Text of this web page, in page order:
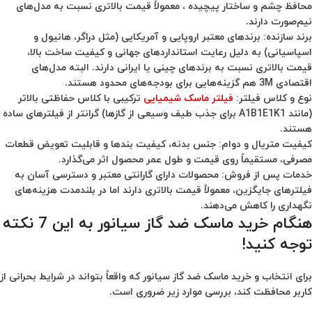
محافظ چشم و ساختار پیچیده ، معمولاً قیمت بالاتری نسبت به مدل‌های
نیم‌صورت دارند.
برند سازنده: برندهای معتبر اروپایی و آمریکایی (مثل دراگر، هانیول و
اسپاسیانی) به دلیل رعایت استانداردهای جهانی و کیفیت ساخت بالا،
قیمت بالاتری نسبت به برندهای چینی یا ایرانی دارند. البته مدل‌های
اقتصادی 3M هم گزینه‌هایی برای بودجه‌های محدود هستند.
نوع و کلاس فیلتر: فیلتر ماسک شیمیایی ترکیبی با کلاس حفاظتی بالاتر
(مانند A1B1E1K1 برای جذب طیف وسیعی از گازها) گرانتر از فیلترهای ساده
هستند.
کیفیت متریال و دوام: جنس بدنه، کیفیت بندها و قابلیت تعویض قطعات
مصرفی، مستقیماً روی قیمت و طول عمر محصول اثر می‌گذارد.
خدمات پس از فروش: محصولات دارای گارانتی معتبر و دسترسی آسان به
فیلترهای جایگزین، معمولاً قیمت بالاتری دارند اما در بلندمدت هزینه‌های
نگهداری را کاهش می‌دهند.
هنگام خرید ماسک ضد گاز سیانور به این 7 نکته
توجه کنید!
برای انتخاب و خرید ماسک ضد گاز سیانور که واقعاً بتواند در شرایط بحرانی از
کاربر محافظت کند، بررسی موارد زیر ضروری است.